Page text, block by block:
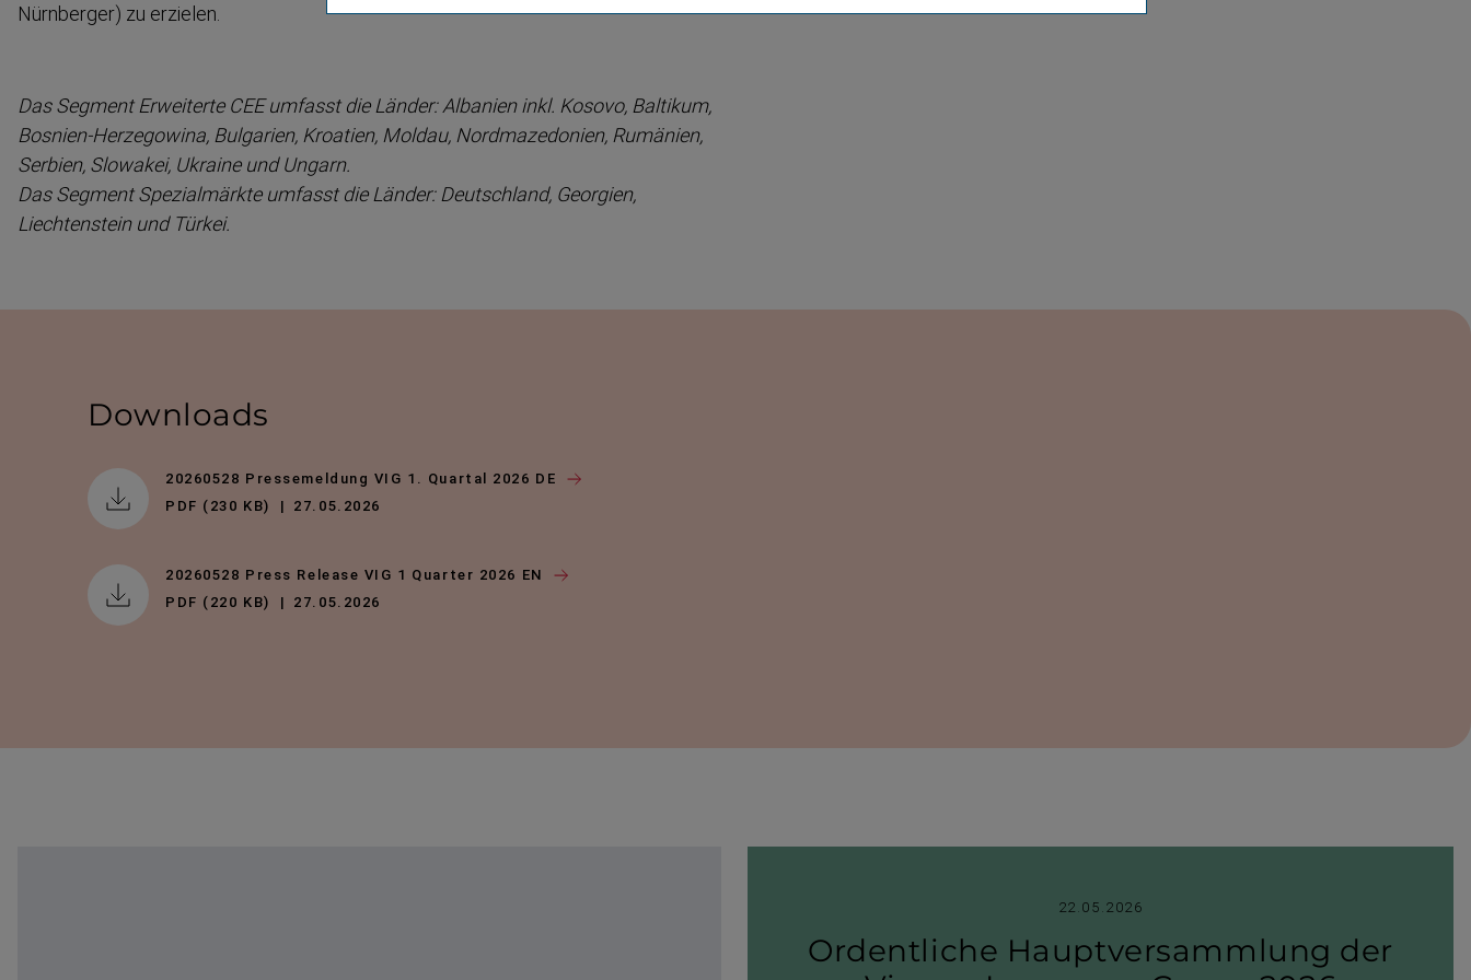
Nürnberger) zu erzielen.
Das Segment Erweiterte CEE umfasst die Länder: Albanien inkl. Kosovo, Baltikum,
Bosnien-​Herzegowina, Bulgarien, Kroatien, Moldau, Nordma­ze­donien, Rumänien,
Serbien, Slowakei, Ukraine und Ungarn.
Das Segment Spezial­märkte umfasst die Länder: Deutschland, Georgien,
Liechtenstein und Türkei.
Downloads
20260528 Pressemeldung VIG 1. Quartal 2026 DE
PDF (230 KB)
27.05.2026
20260528 Press Release VIG 1 Quarter 2026 EN
PDF (220 KB)
27.05.2026
22.05.2026
Ordent­liche Haupt­ver­samm­lung der